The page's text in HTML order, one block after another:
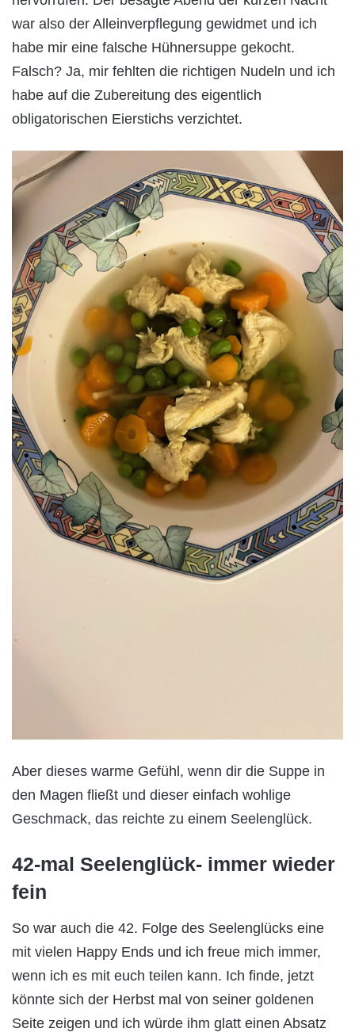
war also der Alleinverpflegung gewidmet und ich
habe mir eine falsche Hühnersuppe gekocht.
Falsch? Ja, mir fehlten die richtigen Nudeln und ich
habe auf die Zubereitung des eigentlich
obligatorischen Eierstichs verzichtet.
Aber dieses warme Gefühl, wenn dir die Suppe in
den Magen fließt und dieser einfach wohlige
Geschmack, das reichte zu einem Seelenglück.
42-mal Seelenglück- immer wieder
fein
So war auch die 42. Folge des Seelenglücks eine
mit vielen Happy Ends und ich freue mich immer,
wenn ich es mit euch teilen kann. Ich finde, jetzt
könnte sich der Herbst mal von seiner goldenen
Seite zeigen und ich würde ihm glatt einen Absatz